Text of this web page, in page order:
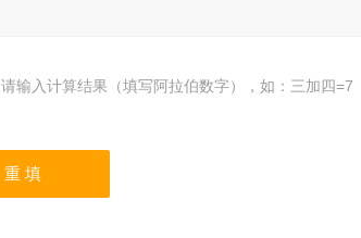
请输入计算结果（填写阿拉伯数字），如：三加四=7